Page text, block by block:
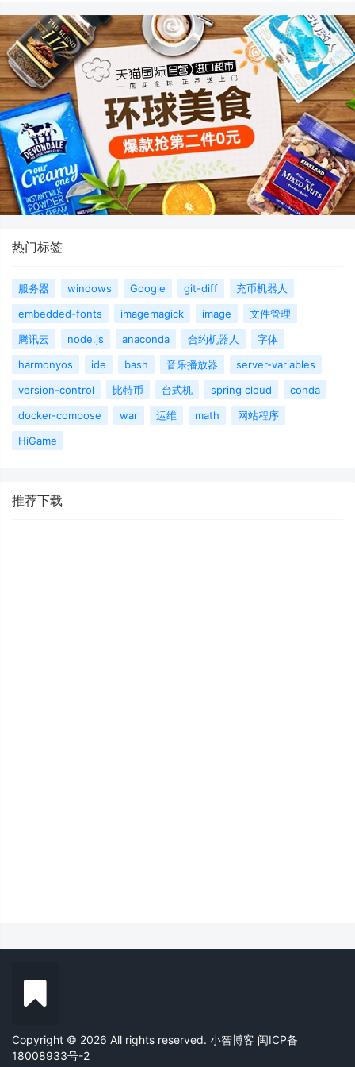
热门标签
服务器 windows Google git-diff
充币机器人
embedded-fonts
imagemagick image
文件管理
腾讯云
node.js anaconda 合约机器人
字体
harmonyos
ide bash 音乐播放器
server-variables
version-control
比特币 台式机 spring cloud
conda
docker-compose
war 运维 math
网站程序
HiGame
推荐下载
Copyright © 2026 All rights reserved. 小智博客 闽ICP备
18008933号-2